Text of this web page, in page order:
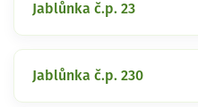
Jablůnka č.p. 23
Jablůnka č.p. 230